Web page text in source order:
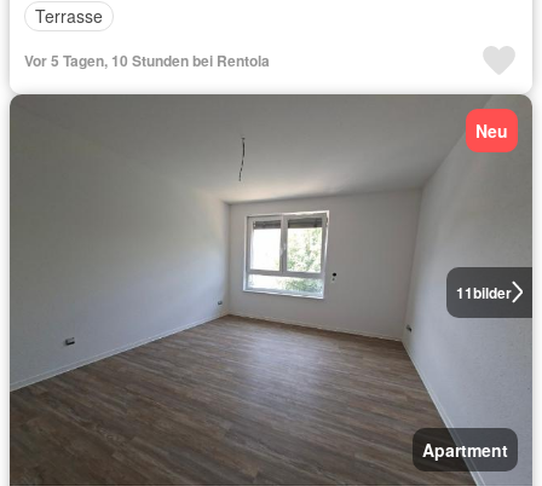
Terrasse
Vor 5 Tagen, 10 Stunden bei Rentola
11bilder
Neu
Apartment